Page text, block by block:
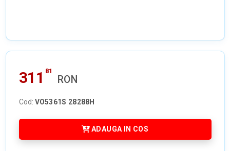
311 81
RON
Cod: VO5361S 28288H
ADAUGA IN COS